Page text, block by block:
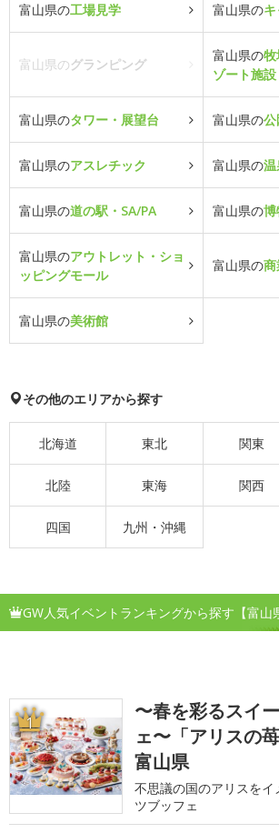
富山県の工場見学 富山県の
富山県のグランピング
富山県の牧
ゾート施設
富山県のタワー・展望台 富山県の
富山県のアスレチック 富山県の温
富山県の道の駅・SA/PA 富山県の
富山県のアウトレット・ショ
ッピングモール
富山県の
富山県の美術館
その他のエリアから探す
北海道 東北 関東
北陸 東海 関西
四国 九州・沖縄
GW人気イベントランキングから探す【富山
1
〜春を彩るスイ
ェ〜「アリスの
富山県
不思議の国のアリスを
ツブッフェ